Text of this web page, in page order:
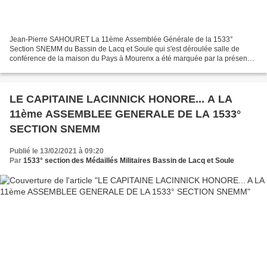
Jean-Pierre SAHOURET La 11ème Assemblée Générale de la 1533°
Section SNEMM du Bassin de Lacq et Soule qui s'est déroulée salle de
conférence de la maison du Pays à Mourenx a été marquée par la présence
LE CAPITAINE LACINNICK HONORE... A LA
11ème ASSEMBLEE GENERALE DE LA 1533°
SECTION SNEMM
Publié le 13/02/2021 à 09:20
Par 1533° section des Médaillés Militaires Bassin de Lacq et Soule